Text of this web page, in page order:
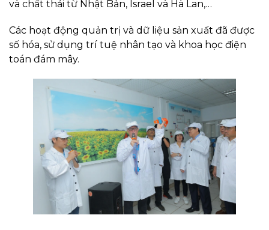
và chất thải từ Nhật Bản, Israel và Hà Lan,…
Các hoạt động quản trị và dữ liệu sản xuất đã được
số hóa, sử dụng trí tuệ nhân tạo và khoa học điện
toán đám mây.